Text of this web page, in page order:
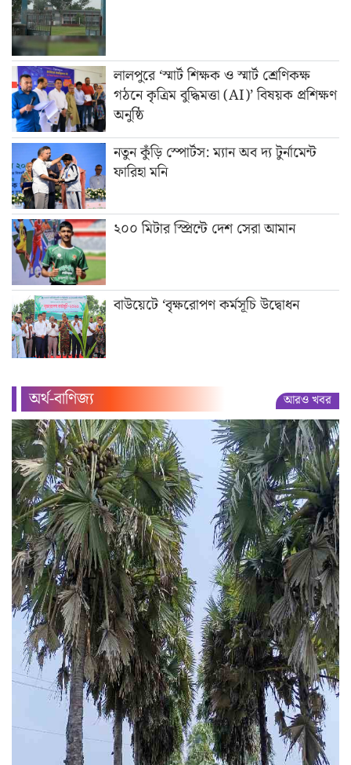
লালপুরে ‘স্মার্ট শিক্ষক ও স্মার্ট শ্রেণিকক্ষ
গঠনে কৃত্রিম বুদ্ধিমত্তা (AI)’ বিষয়ক প্রশিক্ষণ
অনুষ্ঠি
নতুন কুঁড়ি স্পোর্টস: ম্যান অব দ্য টুর্নামেন্ট
ফারিহা মনি
২০০ মিটার স্প্রিন্টে দেশ সেরা আমান
বাউয়েটে ‘বৃক্ষরোপণ কর্মসূচি উদ্বোধন
অর্থ-বাণিজ্য আরও খবর